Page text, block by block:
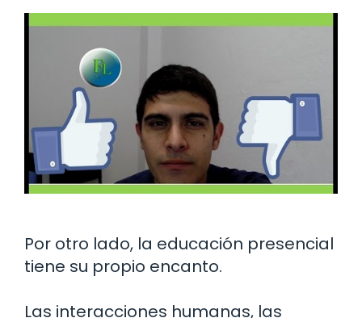
Por otro lado, la educación presencial
tiene su propio encanto.
Las interacciones humanas, las